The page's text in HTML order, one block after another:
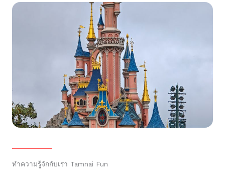
ทำความรู้จักกับเรา Tamnai Fun